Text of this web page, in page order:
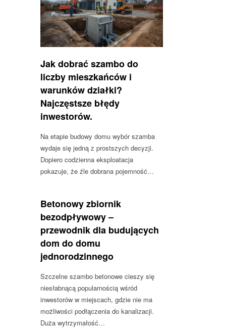
Jak dobrać szambo do
liczby mieszkańców i
warunków działki?
Najczęstsze błędy
inwestorów.
Na etapie budowy domu wybór szamba
wydaje się jedną z prostszych decyzji.
Dopiero codzienna eksploatacja
pokazuje, że źle dobrana pojemność…
Betonowy zbiornik
bezodpływowy –
przewodnik dla budujących
dom do domu
jednorodzinnego
Szczelne szambo betonowe cieszy się
niesłabnącą popularnością wśród
inwestorów w miejscach, gdzie nie ma
możliwości podłączenia do kanalizacji.
Duża wytrzymałość…